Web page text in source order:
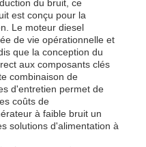
du bruit, ce
est conçu pour la
Le moteur diesel
de vie opérationnelle et
que la conception du
aux composants clés
combinaison de
d'entretien permet de
coûts de
à faible bruit un
solutions d'alimentation à